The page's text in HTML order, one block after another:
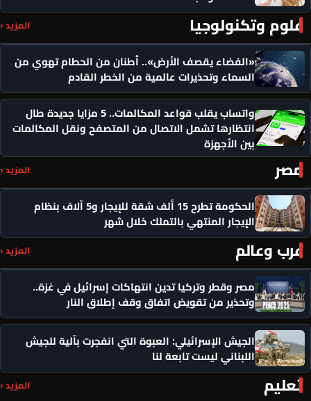
علوم وتكنولوجيا المزيد ‹
«الفضاء يقصف الأرض».. أطنان من الحطام تهوي من
السماء وتحذيرات عالمية من الخطر القادم
واتساب يقلب قواعد المكالمات.. 5 مزايا جديدة طال
انتظارها تشمل الاتصال من المتصفح ونقل المكالمات
بين الأجهزة
مصر المزيد ‹
الحكومة تطرح 15 ألف شقة للإيجار و5 آلاف بنظام
الإيجار المنتهي بالتملك خلال شهر
عرب وعالم المزيد ‹
مصر وقطر وتركيا تدين انتهاكات إسرائيل في غزة..
وتحذير من تقويض اتفاق وقف إطلاق النار
الجيش الإسرائيلي: العبوة التي انفجرت بآلية للجيش
اللبناني ليست تابعة لنا
تعليم المزيد ‹